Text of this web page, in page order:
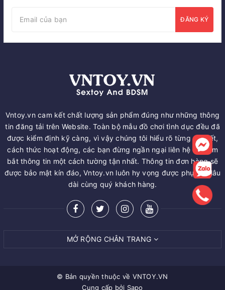
ĐĂNG KÝ
Vntoy.vn cam kết chất lượng sản phẩm đúng như những thông
tin đăng tải trên Website. Toàn bộ mẫu đồ chơi tình dục đều đã
được kiểm định kỹ càng, vì vậy chúng tôi hiểu rõ từng chi tiết,
cách thức hoạt động, các bạn đừng ngần ngại liên hệ để nắm
bắt thông tin một cách tường tận nhất. Thông tin đơn hàng sẽ
được bảo mật kín đáo, Vntoy.vn luôn hy vọng được phục vụ lâu
dài cùng quý khách hàng.
MỞ RỘNG CHÂN TRANG
© Bản quyền thuộc về VNTOY.VN
Cung cấp bởi Sapo